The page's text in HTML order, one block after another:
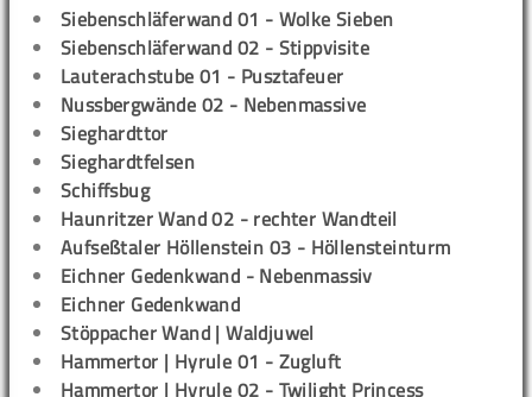
Siebenschläferwand 01 - Wolke Sieben
Siebenschläferwand 02 - Stippvisite
Lauterachstube 01 - Pusztafeuer
Nussbergwände 02 - Nebenmassive
Sieghardttor
Sieghardtfelsen
Schiffsbug
Haunritzer Wand 02 - rechter Wandteil
Aufseßtaler Höllenstein 03 - Höllensteinturm
Eichner Gedenkwand - Nebenmassiv
Eichner Gedenkwand
Stöppacher Wand | Waldjuwel
Hammertor | Hyrule 01 - Zugluft
Hammertor | Hyrule 02 - Twilight Princess